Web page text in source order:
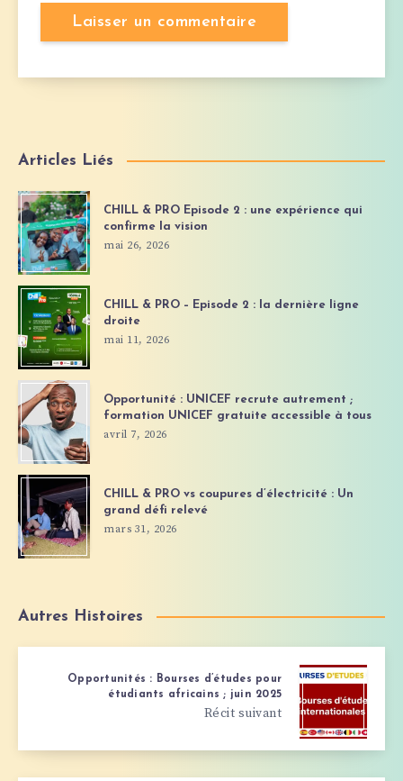
Articles Liés
CHILL & PRO Episode 2 : une expérience qui
confirme la vision
mai 26, 2026
CHILL & PRO – Episode 2 : la dernière ligne
droite
mai 11, 2026
Opportunité : UNICEF recrute autrement ;
formation UNICEF gratuite accessible à tous
avril 7, 2026
CHILL & PRO vs coupures d’électricité : Un
grand défi relevé
mars 31, 2026
Autres Histoires
Opportunités : Bourses d’études pour
étudiants africains ; juin 2025
Récit suivant